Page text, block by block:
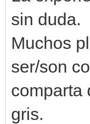
sin duda.
Muchos
ser/son
comparta
gris.